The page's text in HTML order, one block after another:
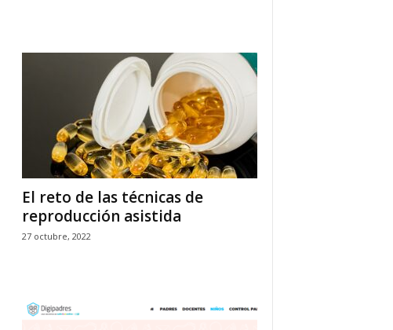
El reto de las técnicas de
reproducción asistida
27 octubre, 2022